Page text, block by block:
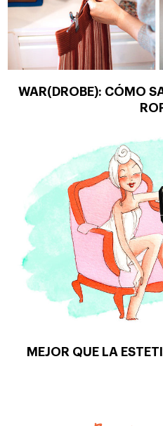
WAR(DROBE): CÓMO
MEJOR QUE LA